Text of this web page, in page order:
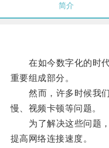
简介
在如今数字化的时代
重要组成部分。
然而，许多时候我们
慢、视频卡顿等问题。
为了解决这些问题，
提高网络连接速度。